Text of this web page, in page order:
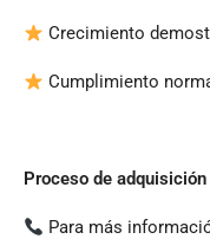
Crecimiento
Cumplimiento
Proceso de adquisición
Para más